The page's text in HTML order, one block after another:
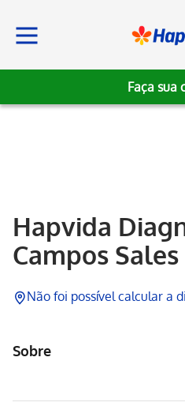
Faça sua
Hapvida
Campos Sales
Não foi possível calcular a
Sobre